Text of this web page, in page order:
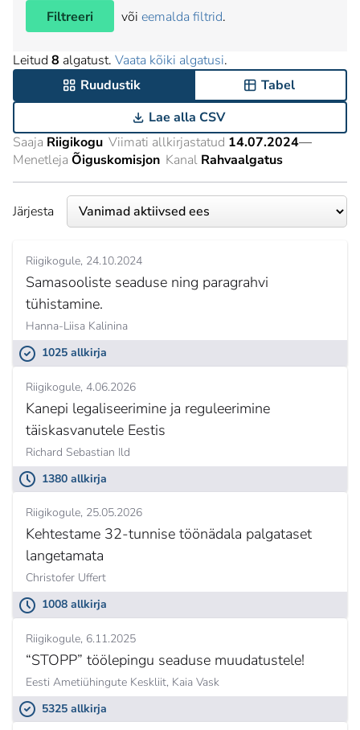
Filtreeri
või eemalda filtrid.
Leitud 8 algatust. Vaata kõiki algatusi.
Ruudustik
Tabel
Lae alla CSV
Saaja Riigikogu Viimati allkirjastatud 14.07.2024—
Menetleja Õiguskomisjon Kanal Rahvaalgatus
Järjesta
Riigikogule 24.10.2024
Samasooliste seaduse ning paragrahvi
tühistamine.
Hanna-Liisa Kalinina
1025 allkirja
Riigikogule 4.06.2026
Kanepi legaliseerimine ja reguleerimine
täiskasvanutele Eestis
Richard Sebastian Ild
1380 allkirja
Riigikogule 25.05.2026
Kehtestame 32-tunnise töönädala palgataset
langetamata
Christofer Uffert
1008 allkirja
Riigikogule 6.11.2025
“STOPP” töölepingu seaduse muudatustele!
Eesti Ametiühingute Keskliit, Kaia Vask
5325 allkirja